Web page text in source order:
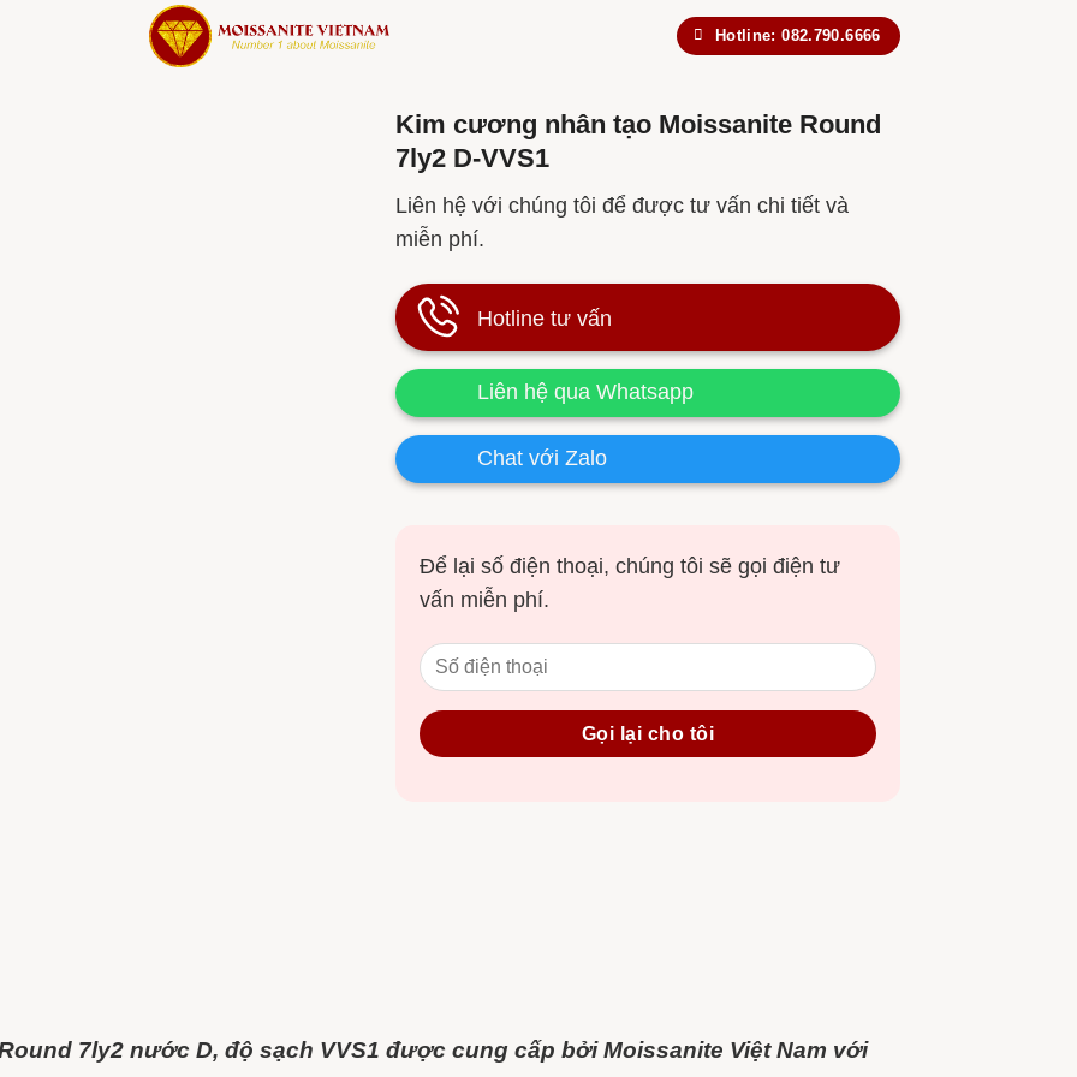
Hotline: 082.790.6666
Kim cương nhân tạo Moissanite Round
7ly2 D-VVS1
Liên hệ với chúng tôi để được tư vấn chi tiết và
miễn phí.
Hotline tư vấn
Liên hệ qua Whatsapp
Chat với Zalo
Để lại số điện thoại, chúng tôi sẽ gọi điện tư
vấn miễn phí.
7ly2 nước D, độ sạch VVS1 được cung cấp bởi Moissanite Việt Nam với